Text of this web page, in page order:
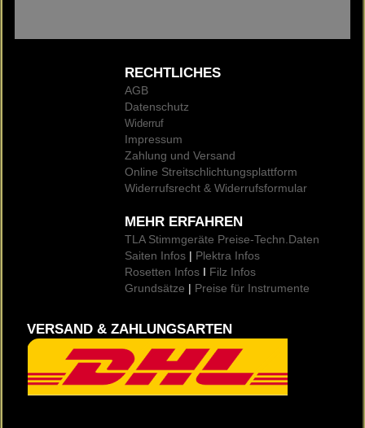
RECHTLICHES
AGB
Datenschutz
Widerruf
Impressum
Zahlung und Versand
Online Streitschlichtungsplattform
Widerrufsrecht & Widerrufsformular
MEHR ERFAHREN
TLA Stimmgeräte Preise-Techn.Daten
Saiten Infos | Plektra Infos
Rosetten Infos I Filz Infos
Grundsätze | Preise für Instrumente
VERSAND & ZAHLUNGSARTEN